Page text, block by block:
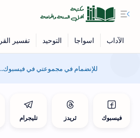
للإنضمام في مجموعتي في فيسبوك..
فيسبوك ثريدز تليجرام